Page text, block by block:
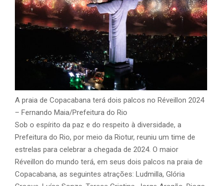
A praia de Copacabana terá dois palcos no Réveillon 2024
– Fernando Maia/Prefeitura do Rio
Sob o espírito da paz e do respeito à diversidade, a
Prefeitura do Rio, por meio da Riotur, reuniu um time de
estrelas para celebrar a chegada de 2024. O maior
Réveillon do mundo terá, em seus dois palcos na praia de
Copacabana, as seguintes atrações: Ludmilla, Glória